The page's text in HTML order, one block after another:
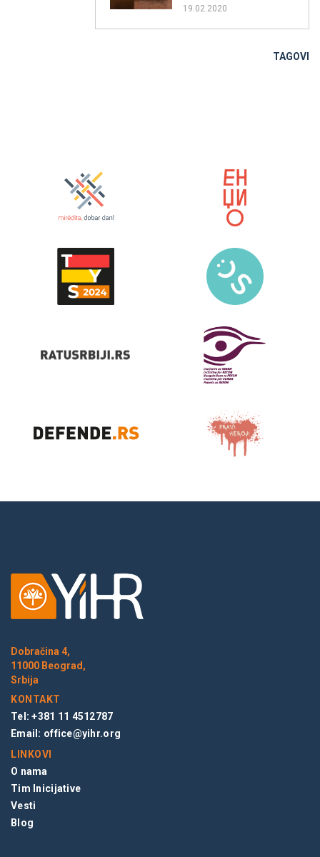
19.02.2020
TAGOVI
Dobračina 4,
11000 Beograd,
Srbija
KONTAKT
Tel: +381 11 4512787
Email: office@yihr.org
LINKOVI
O nama
Tim Inicijative
Vesti
Blog